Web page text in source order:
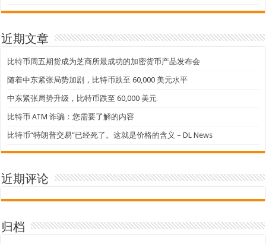
近期文章
比特币周五期货成为芝商所最成功的加密货币产品发布会
随着中东紧张局势加剧，比特币跌至 60,000 美元水平
中东紧张局势升级，比特币跌至 60,000 美元
比特币 ATM 诈骗：您需要了解的内容
比特币“特朗普交易”已经死了。这就是价格的含义 – DL News
近期评论
归档